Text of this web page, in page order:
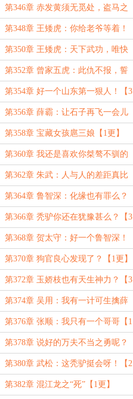
更】
第346章 赤发黄须无觅处，盗马之
贼段景住！【1更】
第348章 王矮虎：你给老爷等着！
【3更求月票】
第350章 王矮虎：天下武功，唯快
不破！【2更】
第352章 曾家五虎：此仇不报，誓
不为人！【1更】
第354章 好一个山东第一狠人！【3
更求月票】
第356章 薛霸：让石子再飞一会儿
【2更】
第358章 宝藏女孩扈三娘【1更】
第360章 我还是喜欢你桀骜不驯的
样子【3更求月票】
第362章 朱武：人与人的差距真比
人与狗还大？【2更】
第364章 鲁智深：化缘也有罪么？
【1更】
第366章 秃驴你还在犹豫甚么？【3
更求月票】
第368章 贺太守：好一个鲁智深！
【2更】
第370章 狗官良心发现了？【1更】
第372章 玉娇枝也有天生神力？【3
更求月票】
第374章 吴用：我有一计可生擒薛
狗【2更】
第376章 张顺：我只有一个哥哥【1
更】
第378章 说好的万夫不当之勇呢？
【3更求月票】
第380章 武松：这秃驴挺会呀！【2
更】
第382章 混江龙之“死”【1更】